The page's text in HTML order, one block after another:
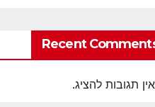
Recent
אין תגובות להציג.